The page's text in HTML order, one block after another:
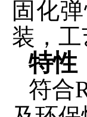
固化
装，
特性
符合